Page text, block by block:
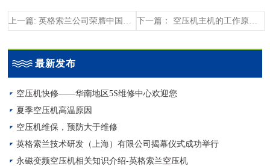
下一篇： 空压机主机的工作原理介绍
最新发布
空压机快修——华南地区5S维修中心欢迎您
夏季空压机高温原因
空压机维保，预防大于维修
英格索兰技术研发（上海）有限公司揭幕仪式成功举行
永磁变频空压机相关知识介绍-英格索兰空压机